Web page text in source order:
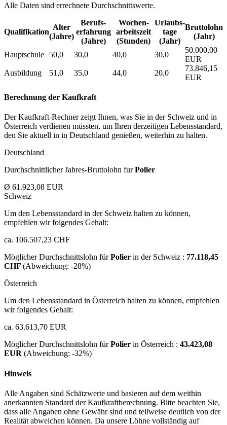
Alle Daten sind errechnete Durchschnittswerte.
Qualifikation
Alter
(Jahre)
Berufs­
erfahrung
(Jahre)
Wochen­
arbeitszeit
(Stunden)
Urlaubs­
tage
(Jahr)
Bruttolohn
(Jahr)
Hauptschule 50,0 30,0 40,0 30,0
50.000,00
EUR
Ausbildung
51,0 35,0 44,0 20,0
73.846,15
EUR
Berechnung der Kaufkraft
Der Kaufkraft-Rechner zeigt Ihnen, was Sie in der Schweiz und in
Österreich verdienen müssten, um Ihren derzeitigen Lebensstandard,
den Sie aktuell in in Deutschland genießen, weiterhin zu halten.
Deutschland
Durchschnittlicher Jahres-Bruttolohn furPolier
Ø 61.923,08 EUR
Schweiz
Um den Lebensstandard in der Schweiz halten zu können,
empfehlen wir folgendes Gehalt:
ca. 106.507,23 CHF
Möglicher Durchschnittslohn fürPolier in der Schweiz : 77.118,45
CHF (Abweichung: -28%)
Österreich
Um den Lebensstandard in Österreich halten zu können, empfehlen
wir folgendes Gehalt:
ca. 63.613,70 EUR
Möglicher Durchschnittslohn fürPolier in Österreich : 43.423,08
EUR (Abweichung: -32%)
Hinweis
Alle Angaben sind Schätzwerte und basieren auf dem weithin
anerkannten Standard der Kaufkraftberechnung. Bitte beachten Sie,
dass alle Angaben ohne Gewähr sind und teilweise deutlich von der
Realität abweichen können. Da unsere Löhne vollständig auf